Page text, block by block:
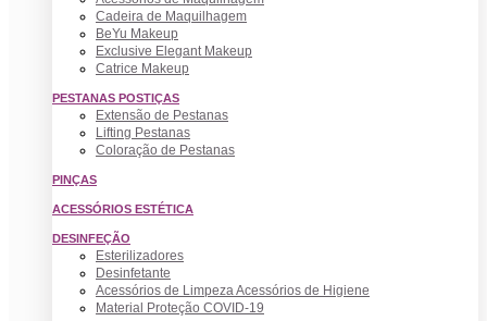
Cadeira de Maquilhagem
BeYu Makeup
Exclusive Elegant Makeup
Catrice Makeup
PESTANAS POSTIÇAS
Extensão de Pestanas
Lifting Pestanas
Coloração de Pestanas
PINÇAS
ACESSÓRIOS ESTÉTICA
DESINFEÇÃO
Esterilizadores
Desinfetante
Acessórios de Limpeza Acessórios de Higiene
Material Proteção COVID-19